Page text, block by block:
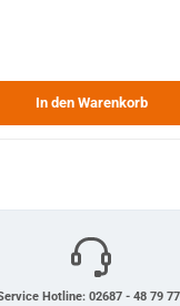
In den Warenkorb
Hotline: 02687 - 48 79